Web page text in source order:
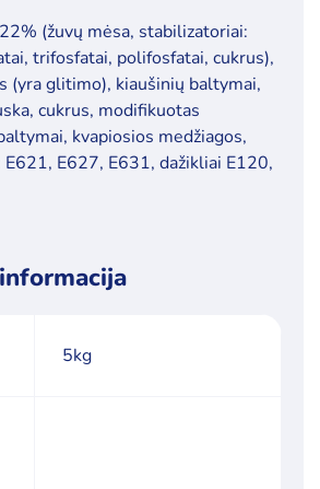
(žuvų mėsa, stabilizatoriai:
trifosfatai, polifosfatai, cukrus),
(yra glitimo), kiaušinių baltymai,
cukrus, modifikuotas
kvapiosios medžiagos,
E627, E631, dažikliai E120,
5kg